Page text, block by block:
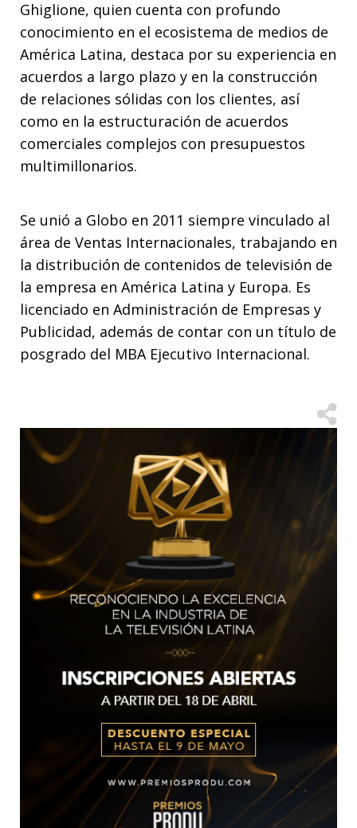
Ghiglione, quien cuenta con profundo
conocimiento en el ecosistema de medios de
América Latina, destaca por su experiencia en
acuerdos a largo plazo y en la construcción
de relaciones sólidas con los clientes, así
como en la estructuración de acuerdos
comerciales complejos con presupuestos
multimillonarios.
Se unió a Globo en 2011 siempre vinculado al
área de Ventas Internacionales, trabajando en
la distribución de contenidos de televisión de
la empresa en América Latina y Europa. Es
licenciado en Administración de Empresas y
Publicidad, además de contar con un título de
posgrado del MBA Ejecutivo Internacional.